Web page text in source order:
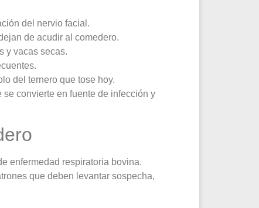
del nervio facial.
de acudir al comedero.
y vacas secas.
del ternero que tose hoy.
convierte en fuente de infección y
enfermedad respiratoria bovina.
que deben levantar sospecha,